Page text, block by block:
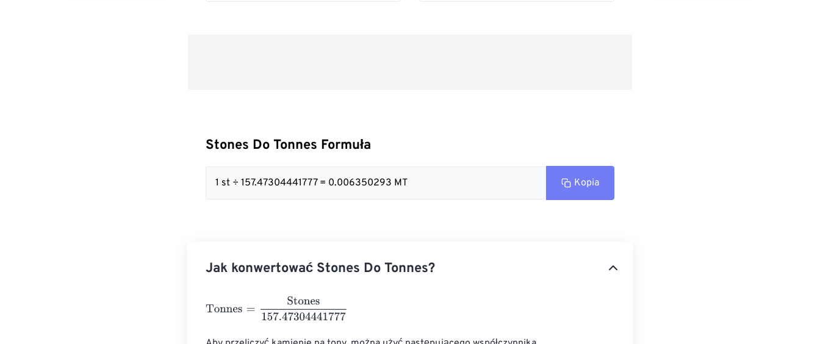
Stones Do Tonnes Formuła
1 st ÷ 157.47304441777 = 0.006350293 MT Kopia
Jak konwertować Stones Do Tonnes?
Tonnes 157.47304441777